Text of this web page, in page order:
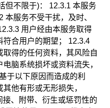
但不限于)： 12.3.1 本服务
本服务不受干扰，及时、
用户经由本服务取得
符合用户的期望； 12.3.4
得的任何资料，其风险自
脑系统损坏或资料流失，
于以下原因而造成的利
他有形或无形损失，
、附带、衍生或惩罚性的